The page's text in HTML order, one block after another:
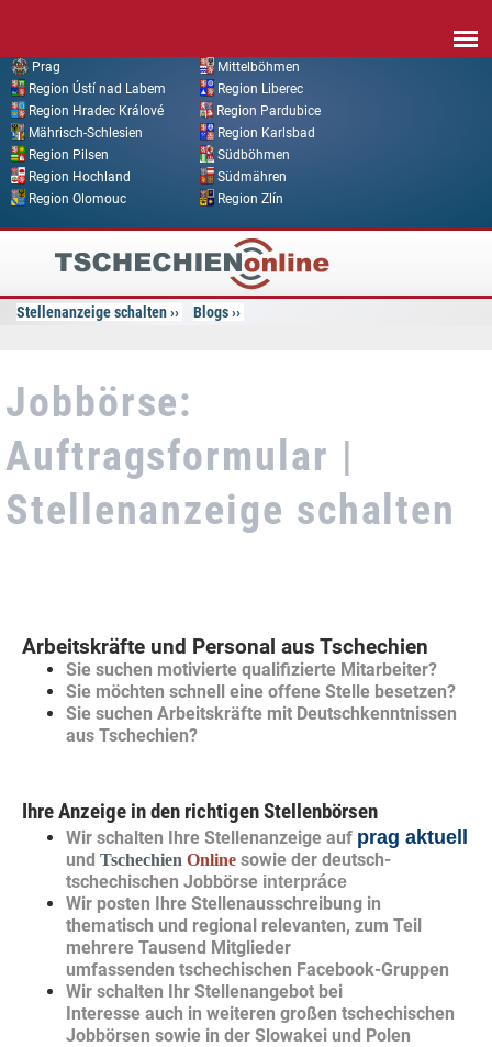
Prag
Mittelböhmen
Region Ústí nad Labem
Region Liberec
Region Hradec Králové
Region Pardubice
Mährisch-Schlesien
Region Karlsbad
Region Pilsen
Südböhmen
Region Hochland
Südmähren
Region Olomouc
Region Zlín
Tschechien
Online
Stellenanzeige schalten Blogs
Jobbörse:
Auftragsformular |
Stellenanzeige schalten
Arbeitskräfte und Personal aus Tschechien
Sie suchen motivierte qualifizierte Mitarbeiter?
Sie möchten schnell eine offene Stelle besetzen?
Sie suchen Arbeitskräfte mit Deutschkenntnissen
aus Tschechien?
Ihre Anzeige in den richtigen Stellenbörsen
Wir schalten Ihre Stellenanzeige auf prag aktuell
und Tschechien Online sowie der deutsch-
tschechischen Jobbörse interpráce
Wir posten Ihre Stellenausschreibung in
thematisch und regional relevanten, zum Teil
mehrere Tausend Mitglieder
umfassenden tschechischen Facebook-Gruppen
Wir schalten Ihr Stellenangebot bei
Interesse auch in weiteren großen tschechischen
Jobbörsen sowie in der Slowakei und Polen